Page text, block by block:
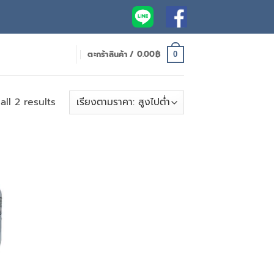
ตะกร้าสินค้า / 0.00฿ 0
2 resultsSorted